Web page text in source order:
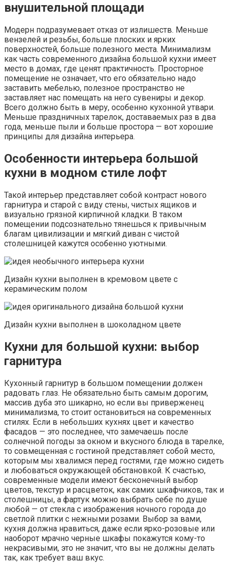
внушительной площади
Модерн подразумевает отказ от излишеств. Меньше
вензелей и резьбы, больше плоских и ярких
поверхностей, больше полезного места. Минимализм
как часть современного дизайна большой кухни имеет
место в домах, где ценят практичность. Просторное
помещение не означает, что его обязательно надо
заставить мебелью, полезное пространство не
заставляет нас помещать на него сувениры и декор.
Всего должно быть в меру, особенно кухонной утвари.
Меньше праздничных тарелок, доставаемых раз в два
года, меньше пыли и больше простора — вот хорошие
принципы для дизайна интерьера.
Особенности интерьера большой
кухни в модном стиле лофт
Такой интерьер представляет собой контраст нового
гарнитура и старой с виду стены, чистых ящиков и
визуально грязной кирпичной кладки. В таком
помещении подсознательно тянешься к привычным
благам цивилизации и мягкий диван с чистой
столешницей кажутся особенно уютными.
Дизайн кухни выполнен в кремовом цвете с
керамическим полом
Дизайн кухни выполнен в шоколадном цвете
Кухни для большой кухни: выбор
гарнитура
Кухонный гарнитур в большом помещении должен
радовать глаз. Не обязательно быть самым дорогим,
массив дуба это шикарно, но если вы приверженец
минимализма, то стоит остановиться на современных
стилях. Если в небольших кухнях цвет и качество
фасадов — это последнее, что замечаешь после
солнечной погоды за окном и вкусного блюда в тарелке,
то совмещенная с гостиной представляет собой место,
которым мы хвалимся перед гостями, где можно сидеть
и любоваться окружающей обстановкой. К счастью,
современные модели имеют бесконечный выбор
цветов, текстур и расцветок, как самих шкафчиков, так и
столешницы, а фартук можно выбрать себе по душе
любой — от стекла с изображения ночного города до
светлой плитки с нежными розами. Выбор за вами,
кухня должна нравиться, даже если ярко-розовые или
наоборот мрачно черные шкафы покажутся кому-то
некрасивыми, это не значит, что вы не должны делать
так, как требует ваш вкус.